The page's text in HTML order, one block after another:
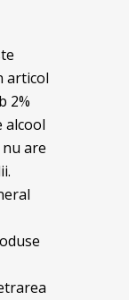
articol
2%
alcool
are